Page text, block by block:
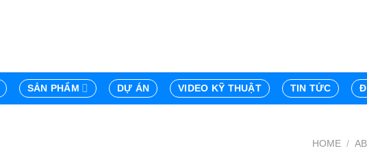
SẢN PHẨM DỰ ÁN VIDEO KỸ THUẬT TIN TỨC
HOME /